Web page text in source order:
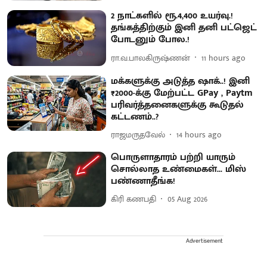
2 நாட்களில் ரூ.4,400 உயர்வு.!
தங்கத்திற்கும் இனி தனி பட்ஜெட்
போடனும் போல.!
ரா.வ.பாலகிருஷ்ணன் 11 hours ago
மக்களுக்கு அடுத்த ஷாக்..! இனி
₹2000-க்கு மேற்பட்ட GPay , Paytm
பரிவர்த்தனைகளுக்கு கூடுதல்
கட்டணம்..?
ராஜமருதவேல் 14 hours ago
பொருளாதாரம் பற்றி யாரும்
சொல்லாத உண்மைகள்... மிஸ்
பண்ணாதீங்க!
கிரி கணபதி 05 Aug 2026
Advertisement